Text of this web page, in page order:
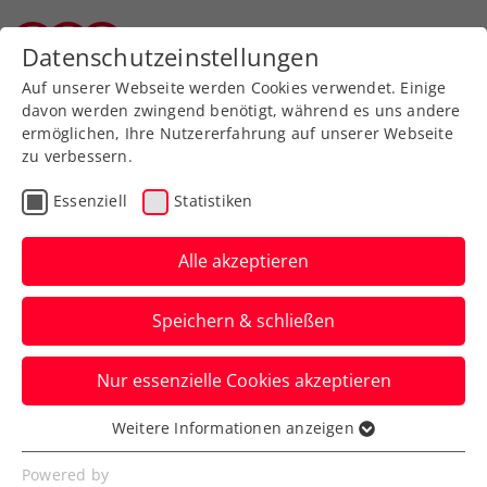
Zurück zur Newsübersicht
Rollstuhltennis
Die Topstars starten in
die win2day Open – Die
Tennis-
Staatsmeisterschaften
Die Davis-Cup-Asse Filip Misolic, Lukas
Datenschutzeinstellungen
Auf unserer Webseite werden Cookies verwendet. Einige
davon werden zwingend benötigt, während es uns andere
ermöglichen, Ihre Nutzererfahrung auf unserer Webseite
zu verbessern.
Essenziell Statistiken
Alle akzeptieren
Speichern & schließen
Nur essenzielle Cookies akzeptieren
Essenziell
Essenzielle Cookies werden für grundlegende
Weitere Informationen anzeigen
Powered by